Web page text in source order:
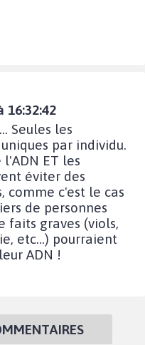
16:32:42
Seules les
par individu.
ET les
éviter des
comme c'est le cas
de personnes
faits graves (viols,
etc...) pourraient
ADN !